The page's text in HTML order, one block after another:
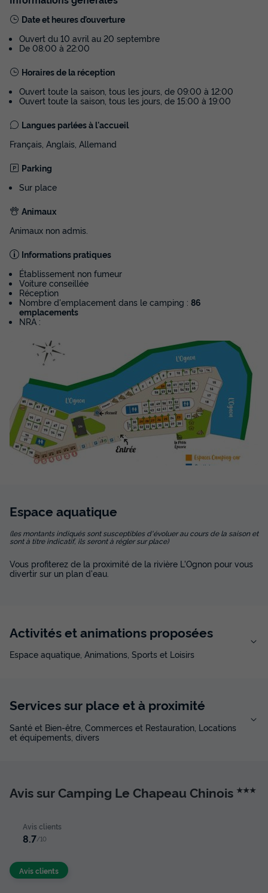
Date et heures d’ouverture
Ouvert du 10 avril au 20 septembre
De 08:00 à 22:00
Horaires de la réception
Ouvert toute la saison, tous les jours, de 09:00 à 12:00
Ouvert toute la saison, tous les jours, de 15:00 à 19:00
Langues parlées à l'accueil
Français, Anglais, Allemand
Parking
Sur place
Animaux
Animaux non admis.
Informations pratiques
Établissement non fumeur
Voiture conseillée
Réception
Nombre d'emplacement dans le camping : 86
emplacements
NRA :
Voir la carte
Espace aquatique
(les montants indiqués sont susceptibles d'évoluer au cours de la saison et
sont à titre indicatif, ils seront à régler sur place)
Vous profiterez de la proximité de la rivière L'Ognon pour vous
divertir sur un plan d'eau.
Activités et animations proposées
Espace aquatique, Animations, Sports et Loisirs
Services sur place et à proximité
Santé et Bien-être, Commerces et Restauration, Locations
et équipements, divers
Avis sur Camping Le Chapeau Chinois ★★★
Avis clients
8.7/10
Avis clients